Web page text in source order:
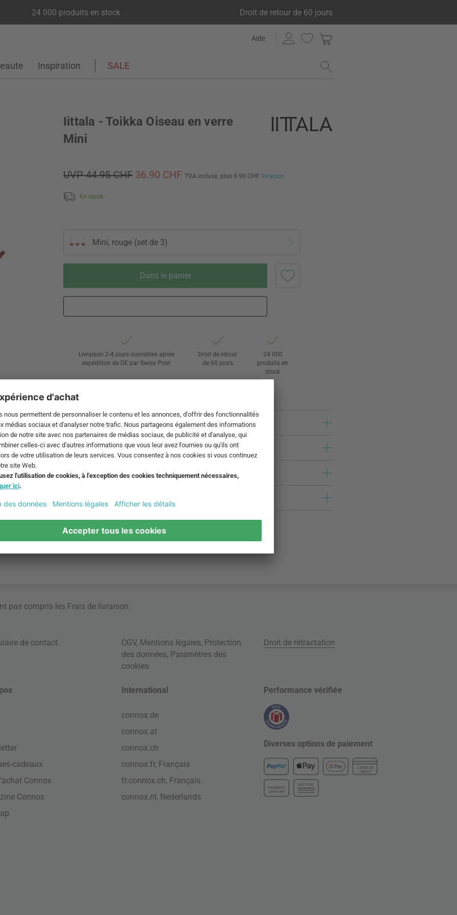
24 000 produits en stock Droit de retour de 60 jours
Aide
Inspiration SALE
Iittala - Toikka Oiseau en verre
Mini
UVP 44.95 CHF 36.90 CHF TVA incluse, plus 9.90 CHF livraison
En stock
Mini, rouge (set de 3)
Dans le panier
Livraison 2-4 jours ouvrables après
expédition de DE par Swiss Post
Droit de retour
de 60 jours
24 000
produits en
stock
pas compris les Frais de livraison.
de contact CGV, Mentions légales, Protection
des données, Paramètres des
cookies
Droit de rétractation
cadeaux
Connox
Connox
International
connox.de
connox.at
connox.ch
connox.fr, Français
fr.connox.ch, Français
connox.nl, Nederlands
Performance vérifiée
Diverses options de paiement
CARTE DE
CRÉDIT
PAIEMENT
ANTICIPÉ
FACTURE